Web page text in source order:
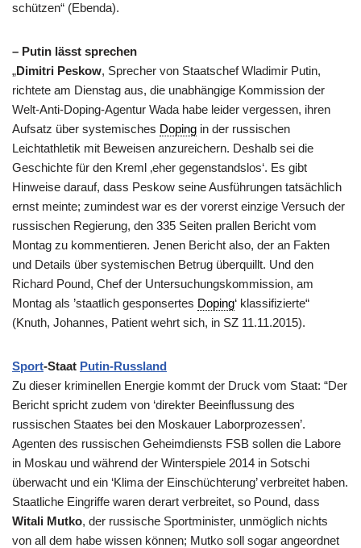
schützen“ (Ebenda).
– Putin lässt sprechen
„Dimitri Peskow, Sprecher von Staatschef Wladimir Putin,
richtete am Dienstag aus, die unabhängige Kommission der
Welt-Anti-Doping-Agentur Wada habe leider vergessen, ihren
Aufsatz über systemisches Doping in der russischen
Leichtathletik mit Beweisen anzureichern. Deshalb sei die
Geschichte für den Kreml ‚eher gegenstandslos‘. Es gibt
Hinweise darauf, dass Peskow seine Ausführungen tatsächlich
ernst meinte; zumindest war es der vorerst einzige Versuch der
russischen Regierung, den 335 Seiten prallen Bericht vom
Montag zu kommentieren. Jenen Bericht also, der an Fakten
und Details über systemischen Betrug überquillt. Und den
Richard Pound, Chef der Untersuchungskommission, am
Montag als ’staatlich gesponsertes Doping‘ klassifizierte“
(Knuth, Johannes, Patient wehrt sich, in SZ 11.11.2015).
Sport-Staat Putin-Russland
Zu dieser kriminellen Energie kommt der Druck vom Staat: “Der
Bericht spricht zudem von ‘direkter Beeinflussung des
russischen Staates bei den Moskauer Laborprozessen’.
Agenten des russischen Geheimdiensts FSB sollen die Labore
in Moskau und während der Winterspiele 2014 in Sotschi
überwacht und ein ‘Klima der Einschüchterung’ verbreitet haben.
Staatliche Eingriffe waren derart verbreitet, so Pound, dass
Witali Mutko, der russische Sportminister, unmöglich nichts
von all dem habe wissen können; Mutko soll sogar angeordnet